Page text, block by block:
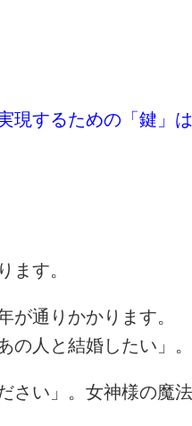
するための「鍵」は
ます。
通りかかります。
人と結婚したい」
い」。女神様の魔